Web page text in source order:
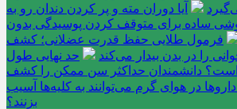
آیا دوران مته و پر کردن دندان رو به
ساده برای متوقف کردن پوسیدگی بدون
فرمول طلایی حفظ قدرت عضلانی؛ کشف
را در بدن بیدار می‌کند
حد نهایی طول
دانشمندان حداکثر سن ممکن را کشف
در هوای گرم می‌توانند به کلیه‌ها آسیب
بزنند؟